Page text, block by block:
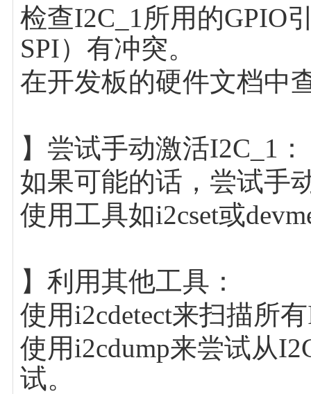
检查I2C_1所用的GPIO
SPI）有冲突。
在开发板的硬件文档中
】尝试手动激活I2C_1：
如果可能的话，尝试手
使用工具如i2cset或
】利用其他工具：
使用i2cdetect来扫描所
使用i2cdump来尝试从
试。